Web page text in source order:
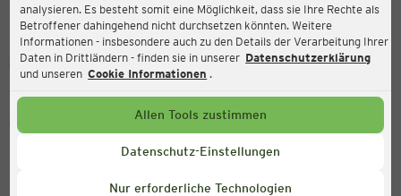
analysieren. Es besteht somit eine Möglichkeit, dass sie Ihre Rechte als
Betroffener dahingehend nicht durchsetzen könnten. Weitere
Informationen - insbesondere auch zu den Details der Verarbeitung Ihrer
Daten in Drittländern - finden sie in unserer Datenschutzerklärung
und unseren Cookie Informationen .
Allen Tools zustimmen
Datenschutz-Einstellungen
Nur erforderliche Technologien
An der Hoffnung 125, 40885 Ratingen
Aktuell:
Geschlossen
Service Hotline
+49 (0) 2546 / 98 999 98